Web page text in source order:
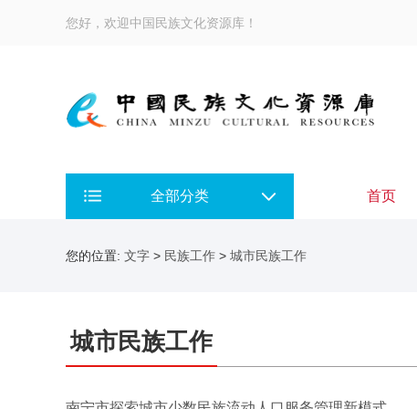
您好，欢迎中国民族文化资源库！
全部分类 首页
您的位置: 文字 > 民族工作 > 城市民族工作
城市民族工作